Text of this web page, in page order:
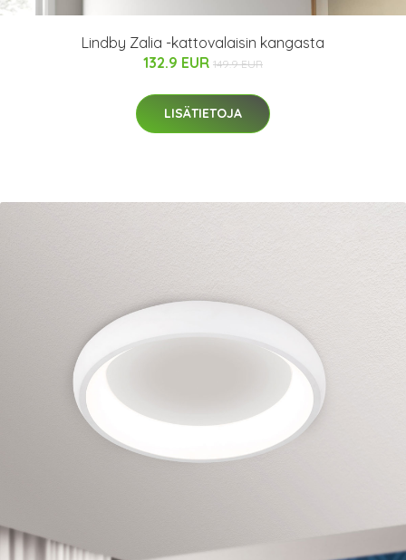
Lindby Zalia -kattovalaisin kangasta
132.9 EUR 149.9 EUR
LISÄTIETOJA